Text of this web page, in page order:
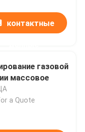
контактные
газовой
массовое
a Quote